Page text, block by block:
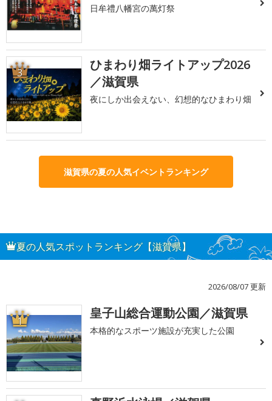
日牟禮八幡宮の萬灯祭
3
ひまわり畑ライトアップ2026
／滋賀県
夜にしか出会えない、幻想的なひまわり畑
滋賀県の夏の人気イベントランキング
夏の人気スポットランキング【滋賀県】
2026/08/07 更新
1 皇子山総合運動公園／滋賀県
本格的なスポーツ施設が充実した公園